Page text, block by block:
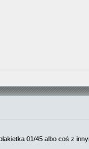
01/45 albo coś z